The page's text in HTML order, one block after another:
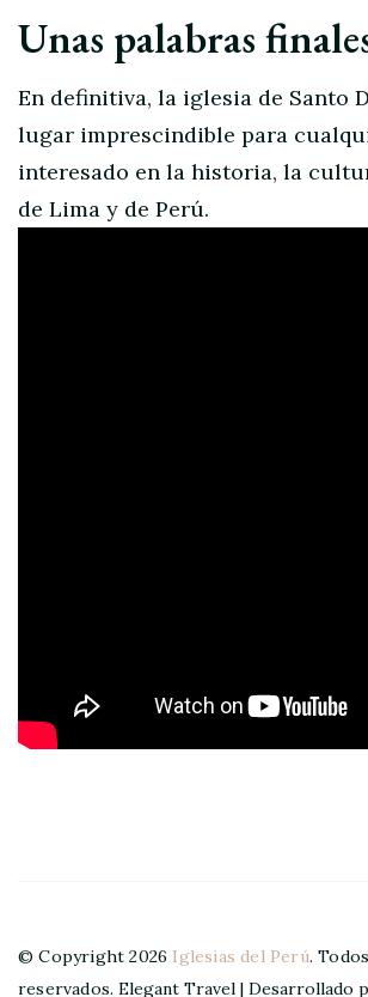
Unas palabras
En definitiva, la iglesia de Santo
lugar imprescindible para
interesado en la historia, la
de Lima y de Perú.
© Copyright 2026 Iglesias del Perú.
reservados. Elegant Travel | Desarrollado